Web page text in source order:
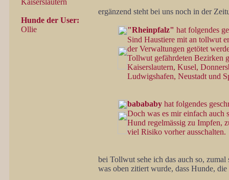
Kaiserslautern
Hunde der User:
Ollie
ergänzend steht bei uns noch in der
"Rheinpfalz" hat folgendes
Sind Haustiere mit an tollwut
der Verwaltungen getötet
Tollwut gefährdeten Bezirken
Kaiserslautern, Kusel,
Ludwigshafen, Neustadt und
babababyhat folgendes
Doch was es mir einfach auch
Hund regelmässig zu Impfen,
viel Risiko vorher ausschalten.
bei Tollwut sehe ich das auch so,
was oben zitiert wurde, dass Hunde,